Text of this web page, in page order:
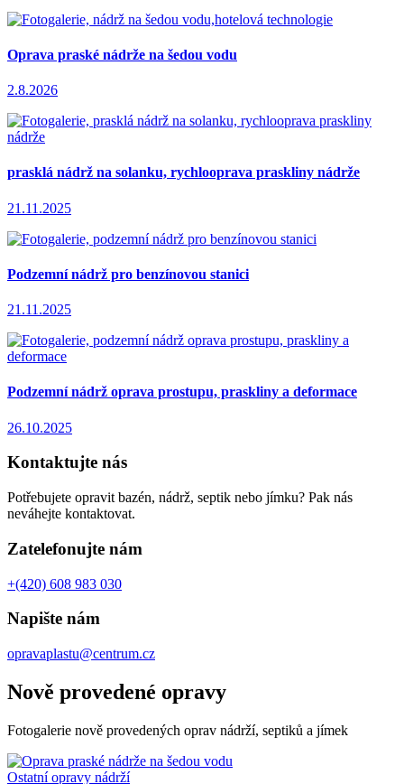
Oprava praské nádrže na šedou vodu
2.8.2026
prasklá nádrž na solanku, rychlooprava praskliny nádrže
21.11.2025
Podzemní nádrž pro benzínovou stanici
21.11.2025
Podzemní nádrž oprava prostupu, praskliny a deformace
26.10.2025
Kontaktujte nás
Potřebujete opravit bazén, nádrž, septik nebo jímku? Pak nás
neváhejte kontaktovat.
Zatelefonujte nám
+(420) 608 983 030
Napište nám
opravaplastu@centrum.cz
Nově provedené opravy
Fotogalerie nově provedených oprav nádrží, septiků a jímek
Ostatní opravy nádrží